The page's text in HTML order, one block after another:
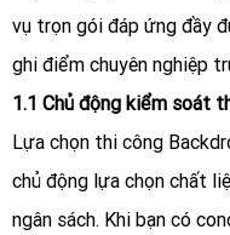
vụ trọn gói đáp ứng đầy
ghi điểm chuyên nghiệp
1.1 Chủ động kiểm soát
Lựa chọn thi công
chủ động lựa chọn chất
ngân sách. Khi bạn có